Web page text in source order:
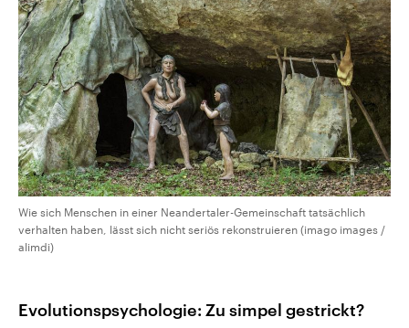
Wie sich Menschen in einer Neandertaler-Gemeinschaft tatsächlich
verhalten haben, lässt sich nicht seriös rekonstruieren (imago images /
alimdi)
Evolutionspsychologie: Zu simpel gestrickt?